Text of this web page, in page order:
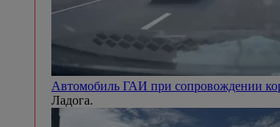
Автомобиль ГАИ при сопровождении
Ладога.